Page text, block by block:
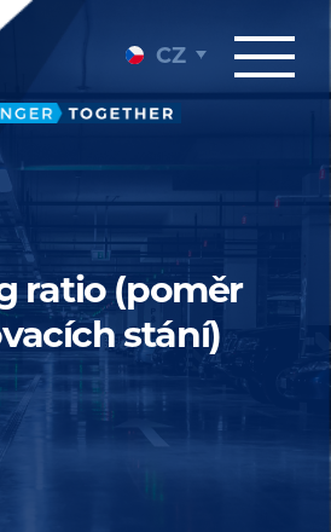
CZ
ratio (poměr
stání)